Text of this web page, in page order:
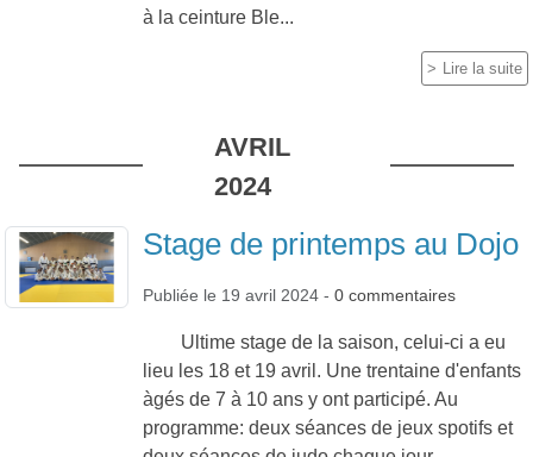
à la ceinture Ble...
Lire la suite
AVRIL
2024
Stage de printemps au Dojo
Publiée le 19 avril 2024 - 0 commentaires
Ultime stage de la saison, celui-ci a eu
lieu les 18 et 19 avril. Une trentaine d'enfants
àgés de 7 à 10 ans y ont participé. Au
programme: deux séances de jeux spotifs et